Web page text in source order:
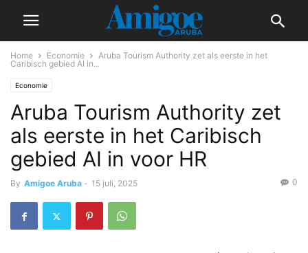
Home Economie
Aruba Tourism Authority zet als eerste in het
Caribisch gebied AI in...
Economie
Aruba Tourism Authority zet
als eerste in het Caribisch
gebied AI in voor HR
By Amigoe Aruba - 15 juli, 2025 0